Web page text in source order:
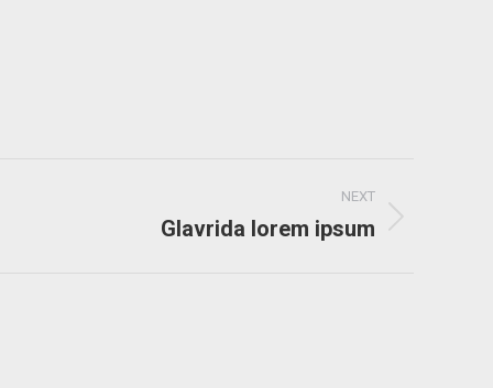
NEXT
Glavrida lorem ipsum